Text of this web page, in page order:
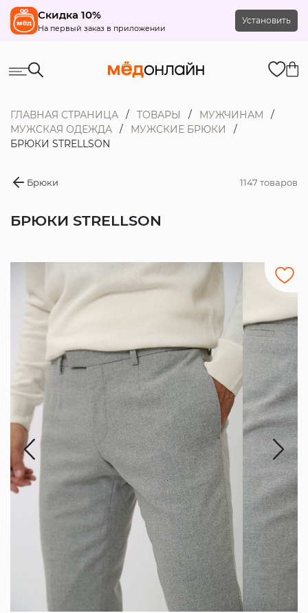
Скидка 10%
На первый заказ в приложении
Установить
ГЛАВНАЯ СТРАНИЦА ТОВАРЫ
МУЖЧИНАМ
МУЖСКАЯ ОДЕЖДА
МУЖСКИЕ БРЮКИ
БРЮКИ STRELLSON
Брюки 1147 товаров
БРЮКИ STRELLSON